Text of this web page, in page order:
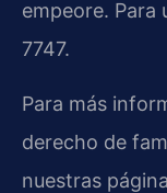
empeore. Para
7747.
Para más
derecho de
nuestras